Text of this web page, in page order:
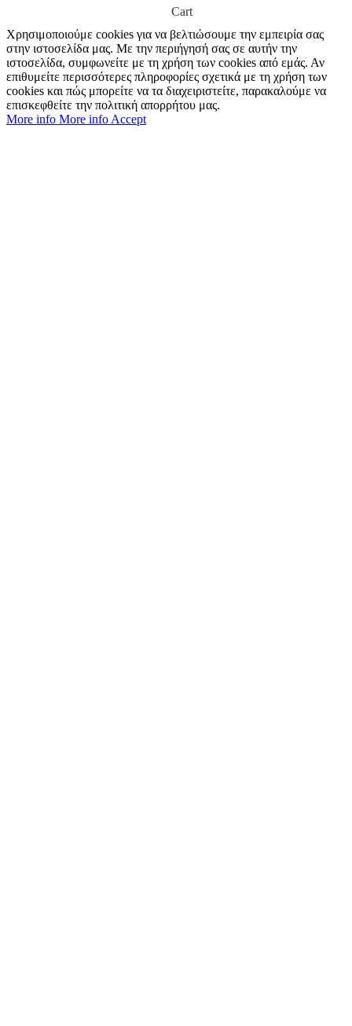
Cart
Χρησιμοποιούμε cookies για να βελτιώσουμε την εμπειρία σας
στην ιστοσελίδα μας. Με την περιήγησή σας σε αυτήν την
ιστοσελίδα, συμφωνείτε με τη χρήση των cookies από εμάς. Αν
επιθυμείτε περισσότερες πληροφορίες σχετικά με τη χρήση των
cookies και πώς μπορείτε να τα διαχειριστείτε, παρακαλούμε να
επισκεφθείτε την πολιτική απορρήτου μας.
More info More info Accept